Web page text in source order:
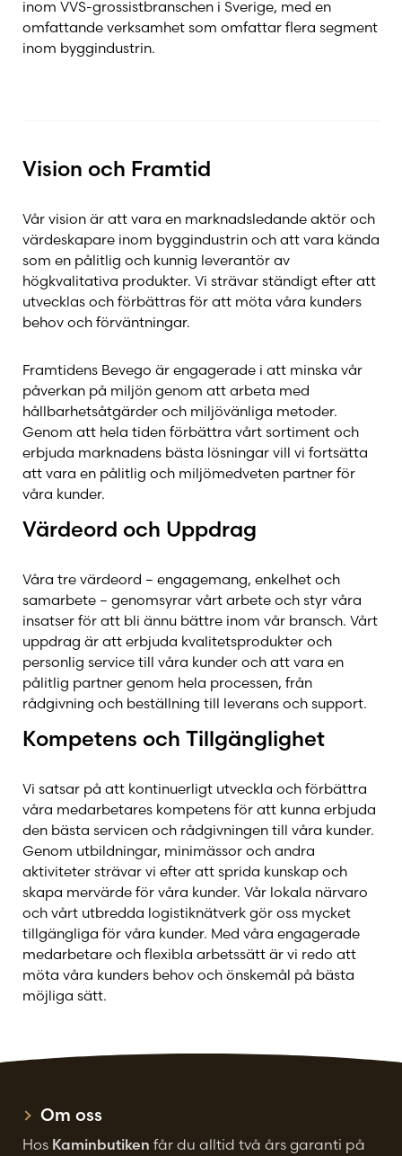
Skorstensfolket
Termatech
TJB
Tulikivi
Westaflex
inom VVS-grossistbranschen i Sverige, med en
omfattande verksamhet som omfattar flera segment
inom byggindustrin.
Vision och Framtid
Vår vision är att vara en marknadsledande aktör och
värdeskapare inom byggindustrin och att vara kända
som en pålitlig och kunnig leverantör av
högkvalitativa produkter. Vi strävar ständigt efter att
utvecklas och förbättras för att möta våra kunders
behov och förväntningar.
Framtidens Bevego är engagerade i att minska vår
påverkan på miljön genom att arbeta med
hållbarhetsåtgärder och miljövänliga metoder.
Genom att hela tiden förbättra vårt sortiment och
erbjuda marknadens bästa lösningar vill vi fortsätta
att vara en pålitlig och miljömedveten partner för
våra kunder.
Värdeord och Uppdrag
Våra tre värdeord – engagemang, enkelhet och
samarbete – genomsyrar vårt arbete och styr våra
insatser för att bli ännu bättre inom vår bransch. Vårt
uppdrag är att erbjuda kvalitetsprodukter och
personlig service till våra kunder och att vara en
pålitlig partner genom hela processen, från
rådgivning och beställning till leverans och support.
Kompetens och Tillgänglighet
Vi satsar på att kontinuerligt utveckla och förbättra
våra medarbetares kompetens för att kunna erbjuda
den bästa servicen och rådgivningen till våra kunder.
Genom utbildningar, minimässor och andra
aktiviteter strävar vi efter att sprida kunskap och
skapa mervärde för våra kunder. Vår lokala närvaro
och vårt utbredda logistiknätverk gör oss mycket
tillgängliga för våra kunder. Med våra engagerade
medarbetare och flexibla arbetssätt är vi redo att
möta våra kunders behov och önskemål på bästa
möjliga sätt.
Om oss
Hos Kaminbutiken får du alltid två års garanti på